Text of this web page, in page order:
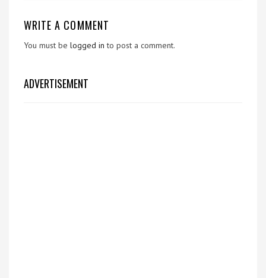
WRITE A COMMENT
You must be logged in to post a comment.
ADVERTISEMENT